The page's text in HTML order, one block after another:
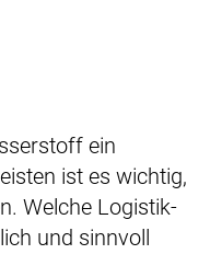
ein
ist es wichtig,
Welche Logistik-
und sinnvoll